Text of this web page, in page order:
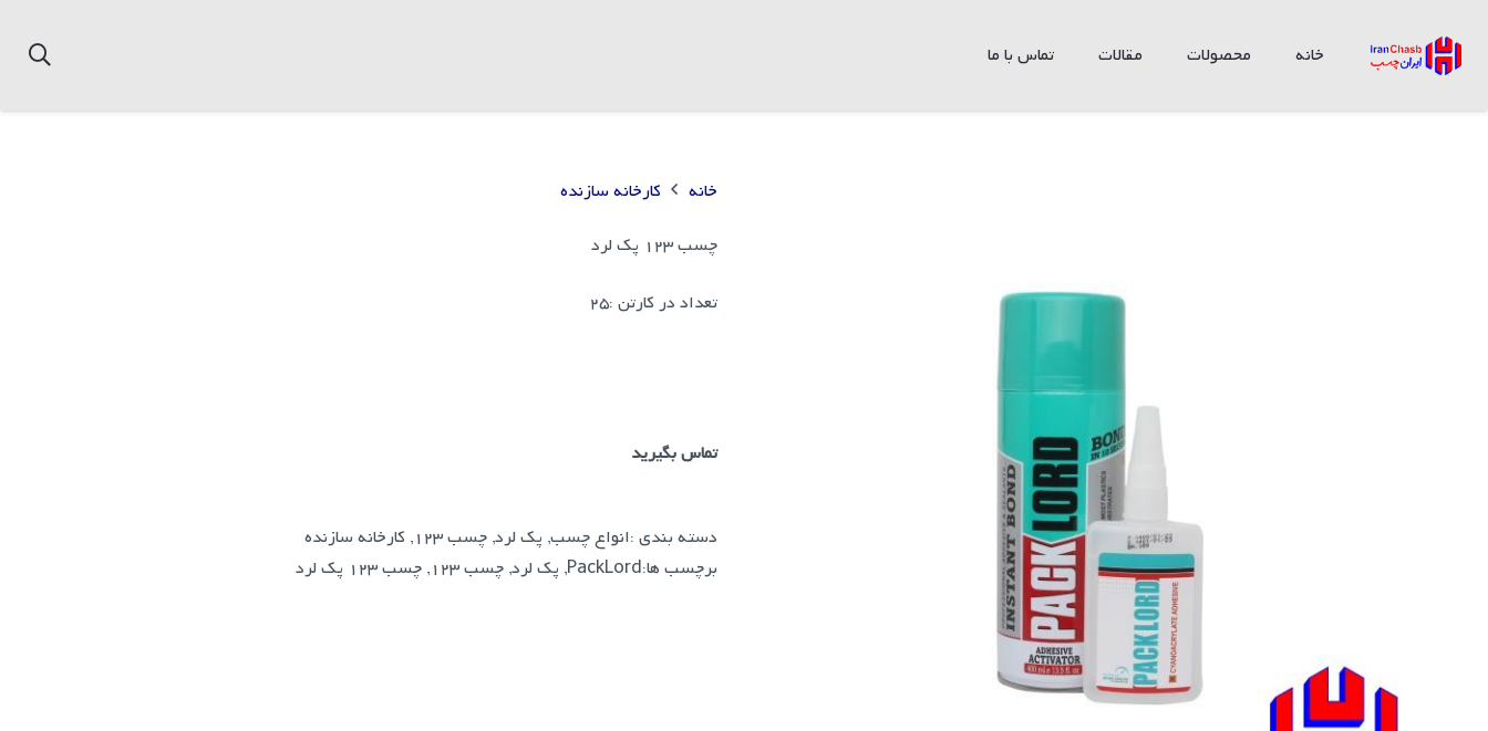
خانه محصولات مقالات تماس با ما
خانه کارخانه سازنده
چسب 123 پک لرد
تعداد در کارتن :25
تماس بگیرید
دسته بندی :انواع چسب, پک لرد, چسب 123 , کارخانه سازنده
برچسب ها:PackLord
, پک لرد, چسب 123 , چسب 123 پک لرد